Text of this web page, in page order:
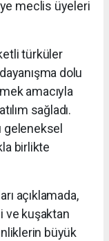
meclis üyeleri
türküler
dolu
amacıyla
sağladı.
birlikte
açıklamada,
ve kuşaktan
büyük